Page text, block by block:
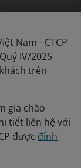
Nam - CTCP
IV/2025
trên
gia chào
tiết liên hệ với
được đính